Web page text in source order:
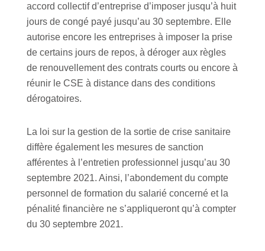
accord collectif d’entreprise d’imposer jusqu’à huit
jours de congé payé jusqu’au 30 septembre. Elle
autorise encore les entreprises à imposer la prise
de certains jours de repos, à déroger aux règles
de renouvellement des contrats courts ou encore à
réunir le CSE à distance dans des conditions
dérogatoires.
La loi sur la gestion de la sortie de crise sanitaire
diffère également les mesures de sanction
afférentes à l’entretien professionnel jusqu’au 30
septembre 2021. Ainsi, l’abondement du compte
personnel de formation du salarié concerné et la
pénalité financière ne s’appliqueront qu’à compter
du 30 septembre 2021.